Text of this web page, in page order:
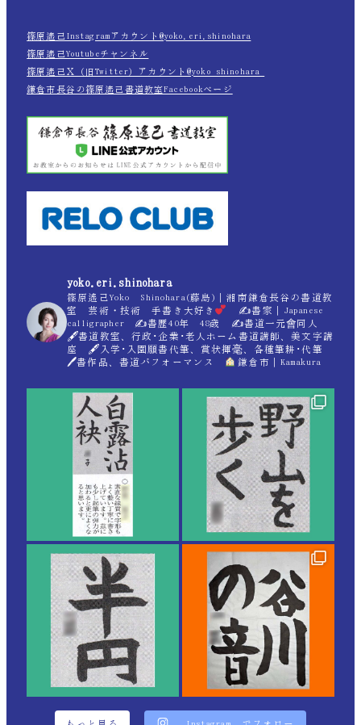
篠原遙己Instagramアカウント@yoko.eri.shinohara
篠原遙己Youtubeチャンネル
篠原遙己Ｘ（旧Twitter）アカウント@yoko_shinohara_
鎌倉市長谷の篠原遙己書道教室Facebookページ
yoko.eri.shinohara
篠原遙己Yoko Shinohara(藤島)｜湘南鎌倉長谷の書道教
室 芸術・技術 手書き大好き
✍書家｜Japanese
calligrapher ✍書歴40年 48歳 ✍書道一元會同人
🖋書道教室、行政･企業･老人ホーム書道講師、美文字講
座 🖋入学･入園願書代筆、賞状揮毫、各種筆耕･代筆
🖊書作品、書道パフォーマンス
鎌倉市｜Kamakura